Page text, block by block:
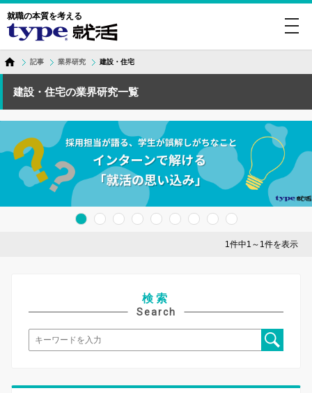
就職の本質を考える
記事 業界研究 建設・住宅
建設・住宅の業界研究一覧
1件中1～1件を表示
検索
Search